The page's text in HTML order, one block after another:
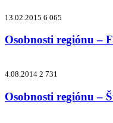
13.02.2015 6 065
Osobnosti regiónu –
4.08.2014 2 731
Osobnosti regiónu –